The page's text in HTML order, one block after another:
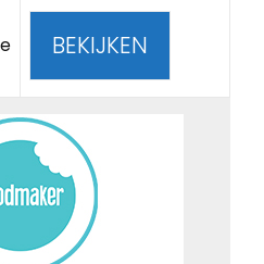
BEKIJKEN